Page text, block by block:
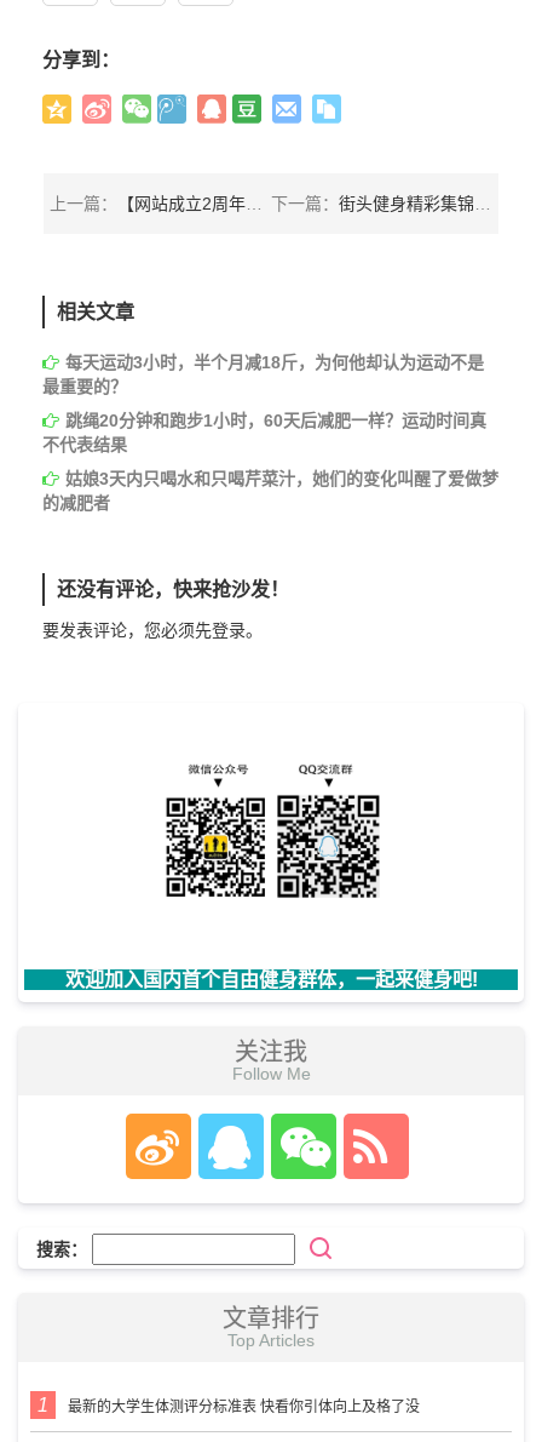
分享到：
上一篇： 【网站成立2周年】当年吹过的牛逼，貌似都在慢慢实现 下一篇： 街头健身精彩集锦2019-王者风范！
相关文章
每天运动3小时，半个月减18斤，为何他却认为运动不是
最重要的？
跳绳20分钟和跑步1小时，60天后减肥一样？运动时间真
不代表结果
姑娘3天内只喝水和只喝芹菜汁，她们的变化叫醒了爱做梦
的减肥者
还没有评论，快来抢沙发！
要发表评论，您必须先登录。
欢迎加入国内首个自由健身群体，一起来健身吧!
关注我
Follow Me
搜索：
文章排行
Top Articles
最新的大学生体测评分标准表 快看你引体向上及格了没